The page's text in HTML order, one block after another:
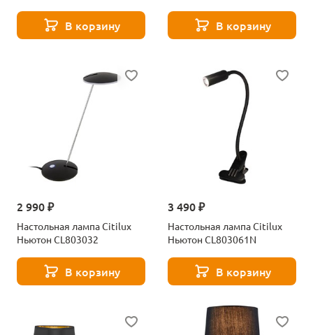
В корзину В корзину
2 990 ₽
Настольная лампа Citilux
Ньютон CL803032
В корзину
3 490 ₽
Настольная лампа Citilux
Ньютон CL803061N
В корзину